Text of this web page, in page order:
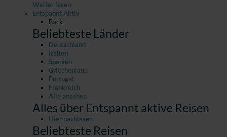
Weiter lesen
Entspannt Aktiv
Back
Beliebteste Länder
Deutschland
Italien
Spanien
Griechenland
Portugal
Frankreich
Alle ansehen
Alles über Entspannt aktive Reisen
Hier nachlesen
Beliebteste Reisen